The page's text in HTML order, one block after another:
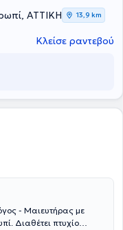
σεμινάρια της
ομιλίες σε
ΑΤΤΙΚΗ 13,9 km
Κλείσε ραντεβού
- Μαιευτήρας με
Διαθέτει πτυχίο